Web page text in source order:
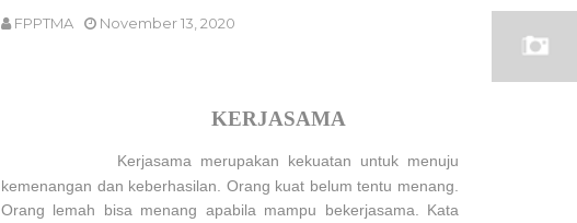
FPPTMA November 13, 2020
KERJASAMA
Kerjasama merupakan kekuatan untuk menuju
kemenangan dan keberhasilan. Orang kuat belum tentu menang.
Orang lemah bisa menang apabila mampu bekerjasama. Kata